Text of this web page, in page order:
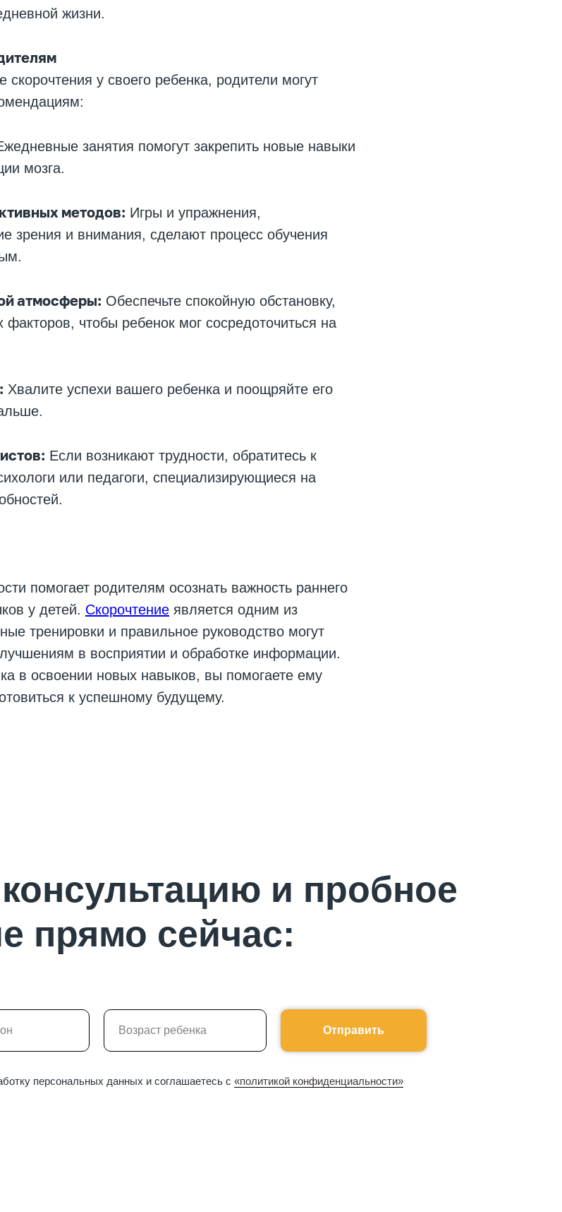
жизни.
у своего ребенка, родители могут
занятия помогут закрепить новые навыки
мозга.
методов: Игры и упражнения,
зрения и внимания, сделают процесс обучения
атмосферы: Обеспечьте спокойную обстановку,
чтобы ребенок мог сосредоточиться на
Хвалите успехи вашего ребенка и поощряйте его
Если возникают трудности, обратитесь к
или педагоги, специализирующиеся на
помогает родителям осознать важность раннего
у детей. Скорочтение является одним из
тренировки и правильное руководство могут
в восприятии и обработке информации.
в освоении новых навыков, вы помогаете ему
к успешному будущему.
и пробное
прямо сейчас:
Отправить
персональных данных и соглашаетесь c «политикой конфиденциальности»